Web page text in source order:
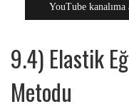
YouTube
9.4) Elastik
Metodu